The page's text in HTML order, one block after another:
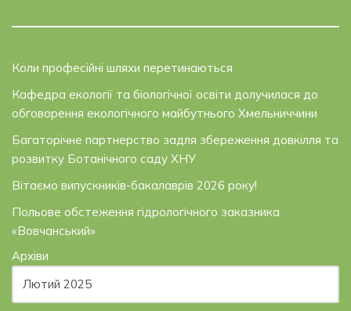
Коли професійні шляхи перетинаються
Кафедра екології та біологічної освіти долучилася до
обговорення екологічного майбутнього Хмельниччини
Багаторічне партнерство задля збереження довкілля та
розвитку Ботанічного саду ХНУ
Вітаємо випускників-бакалаврів 2026 року!
Польове обстеження гідрологічного заказника
«Вовчанський»
Архіви